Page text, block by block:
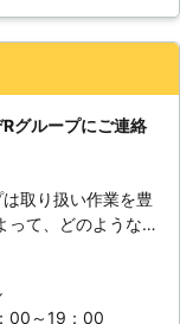
りません。剪定をす
術が必要なのです。
る必要があるの
ったことはありま
伸び放題・葉っぱも
は、それを人の髪の
しょう。人の頭に
きますがその髪の毛
陶しく感じてきます
与えてしまいます。
ていただき、悩ん
き生きと蘇りまし
グループにご連絡
取り扱い作業を豊
って、どのような状
するための体制を整
れも全て皆さまのお
う思いからです。ど
00～19：00